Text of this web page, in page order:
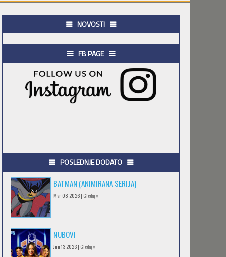
NOVOSTI
FB PAGE
POSLEDNJE DODATO
BATMAN (ANIMIRANA SERIJA)
Mar 08 2026 | Gledaj »
NUBOVI
Jun 13 2023 | Gledaj »